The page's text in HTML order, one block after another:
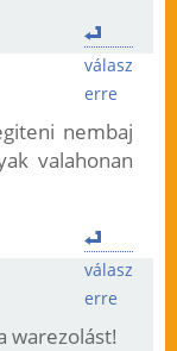
válasz
erre
nembaj
valahonan
válasz
erre
warezolást!